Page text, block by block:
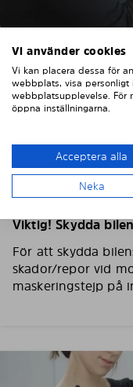
2. TVÄTTA OCH
Tvätta och torka
gärna fönsterputs
skyddsfilmen på
fuktad trasa så att
Viktig! Skydda
För att skydda
skador/repor vid
maskeringstejp på
Vi använder cookies
Vi kan placera dessa för
webbplats, visa
webbplatsupplevelse. För
öppna inställningarna.
Acceptera alla
Neka